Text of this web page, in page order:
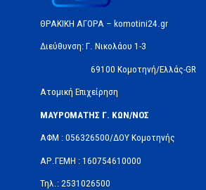
ΘΡΑΚΙΚΗ ΑΓΟΡΑ – komotini24.gr
Διεύθυνση: Γ. Νικολάου 1-3
69100 Κομοτηνή/Ελλάς-GR
Ατομική Επιχείρηση
ΜΑΥΡΟΜΑΤΗΣ Γ. ΚΩΝ/ΝΟΣ
ΑΦΜ : 056326500/ΔOΥ Κομοτηνής
ΑΡ.ΓΕΜΗ : 160754610000
Τηλ.: 2531026500